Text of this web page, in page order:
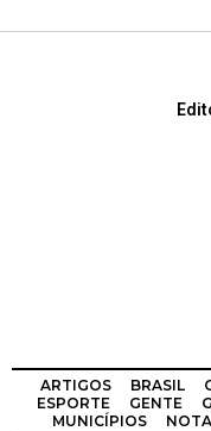
ARTIGOS BRASIL
ESPORTE
GENTE
MUNICÍPIOS